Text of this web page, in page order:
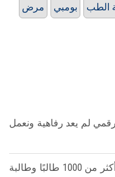
مرض بومبي الطب
لم يعد رفاهية ونعمل
معامل التنسيق الإلكتروني تستقبل أكثر من 1000 طالبًا وطالبة